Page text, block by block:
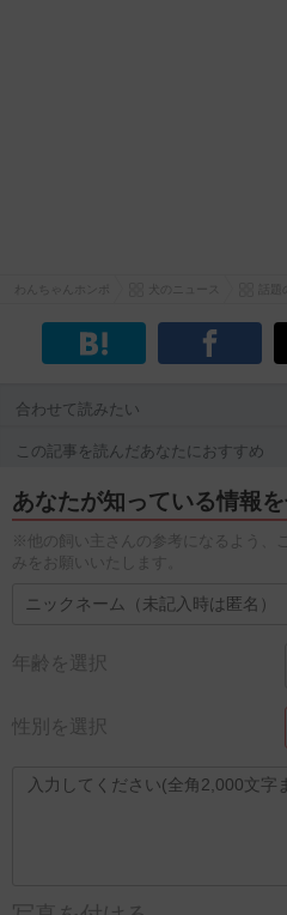
合わせて読みたい
この記事を読んだあなたにおすすめ
あなたが知っている情報
※他の飼い主さんの参考になるよう、
みをお願いいたします。
年齢を選択
性別を選択